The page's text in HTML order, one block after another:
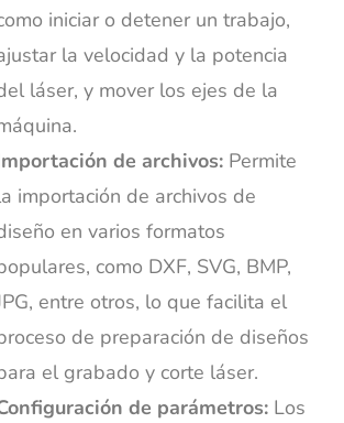
iniciar o detener un trabajo,
la velocidad y la potencia
láser, y mover los ejes de la
de archivos:Permite
importación de archivos de
en varios formatos
como DXF, SVG, BMP,
entre otros, lo que facilita el
de preparación de diseños
el grabado y corte láser.
de parámetros:Los